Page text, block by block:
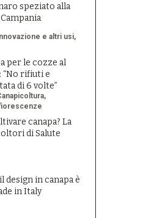
speziato alla
Innovazione e altri usi
per le cozze al
“No rifiuti e
di 6 volte”
canapa? La
di Salute
design in canapa è
in Italy